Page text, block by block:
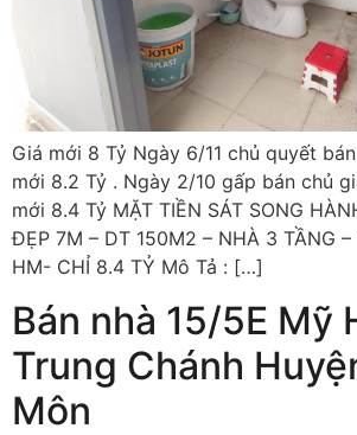
Giá mới 8 Tỷ Ngày 6/11 chủ quyết
mới 8.2 Tỷ . Ngày 2/10 gấp bán chủ
mới 8.4 Tỷ MẶT TIỀN SÁT SONG
ĐẸP 7M – DT 150M2 – NHÀ 3 TẦNG –
HM- CHỈ 8.4 TỶ Mô Tả : […]
Bán nhà 15/5E Mỹ
Trung Chánh
Môn